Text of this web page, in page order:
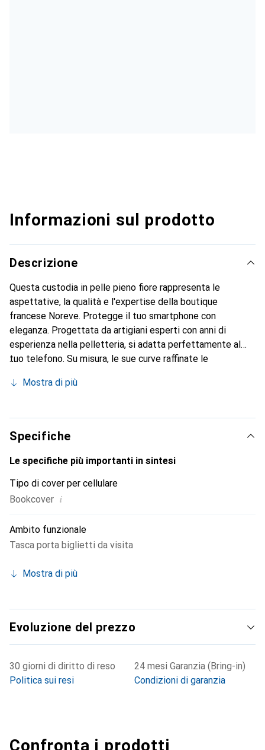
Informazioni sul prodotto
Descrizione
Questa custodia in pelle pieno fiore rappresenta le
aspettative, la qualità e l'expertise della boutique
francese Noreve. Protegge il tuo smartphone con
eleganza. Progettata da artigiani esperti con anni di
esperienza nella pelletteria, si adatta perfettamente al
tuo telefono. Su misura, le sue curve raffinate le
accessorio elegante e indispensabile per il tuo
prodotti di alta qualità, il marchio Noreve è una scelta
affidabile per una clientela esigente.
Mostra di più
Specifiche
Le specifiche più importanti in sintesi
Tipo di cover per cellulare
Bookcover i
Ambito funzionale
Tasca porta biglietti da visita
Mostra di più
Evoluzione del prezzo
30 giorni di diritto di reso
Politica sui resi
24 mesi Garanzia (Bring-in)
Condizioni di garanzia
Confronta i prodotti